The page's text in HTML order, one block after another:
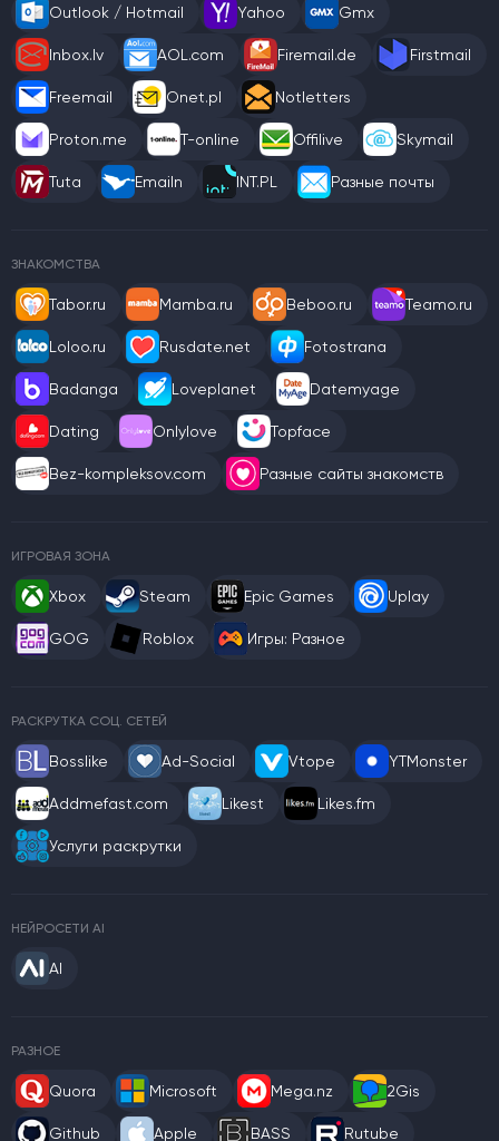
Outlook / Hotmail Yahoo Gmx
Inbox.lv AOL.com Firemail.de Firstmail
Freemail Onet.pl Notletters
Proton.me T-online Offilive Skymail
Tuta Emailn INT.PL Разные почты
ЗНАКОМСТВА
Tabor.ru Mamba.ru Beboo.ru Teamo.ru
Loloo.ru Rusdate.net Fotostrana
Badanga Loveplanet Datemyage
Dating Onlylove Topface
Bez-kompleksov.com Разные сайты знакомств
ИГРОВАЯ ЗОНА
Xbox Steam Epic Games Uplay
GOG Roblox Игры: Разное
РАСКРУТКА СОЦ. СЕТЕЙ
Bosslike Ad-Social Vtope YTMonster
Addmefast.com Likest Likes.fm
Услуги раскрутки
НЕЙРОСЕТИ AI
AI
РАЗНОЕ
Quora Microsoft Mega.nz 2Gis
Github Apple BASS Rutube